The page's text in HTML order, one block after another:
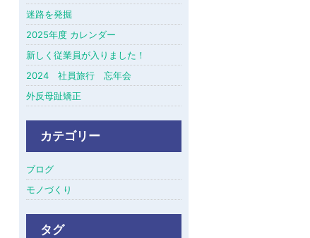
迷路を発掘
2025年度 カレンダー
新しく従業員が入りました！
2024 社員旅行 忘年会
外反母趾矯正
カテゴリー
ブログ
モノづくり
タグ